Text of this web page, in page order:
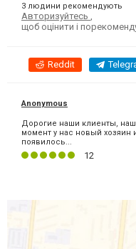
3 людини рекомендують
Авторизуйтесь
щоб оцінити і
Reddit
Anonymous
Дорогие наши клиенты,
момент у нас новый
появилось...
12